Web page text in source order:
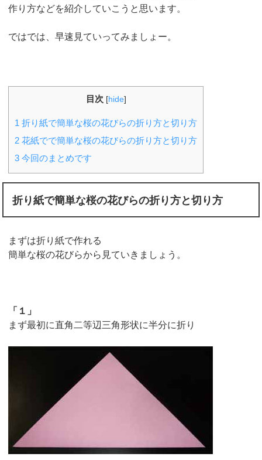
作り方などを紹介していこうと思います。
ではでは、早速見ていってみましょー。
目次 [hide]
1 折り紙で簡単な桜の花びらの折り方と切り方
2 花紙でで簡単な桜の花びらの折り方と切り方
3 今回のまとめです
折り紙で簡単な桜の花びらの折り方と切り方
まずは折り紙で作れる
簡単な桜の花びらから見ていきましょう。
「１」
まず最初に直角二等辺三角形状に半分に折り